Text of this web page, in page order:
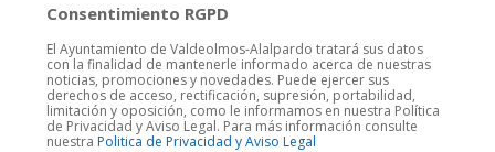
Consentimiento RGPD
El Ayuntamiento de Valdeolmos-Alalpardo tratará sus datos
con la finalidad de mantenerle informado acerca de nuestras
noticias, promociones y novedades. Puede ejercer sus
derechos de acceso, rectificación, supresión, portabilidad,
limitación y oposición, como le informamos en nuestra Política
de Privacidad y Aviso Legal. Para más información consulte
nuestra Politica de Privacidad y Aviso Legal